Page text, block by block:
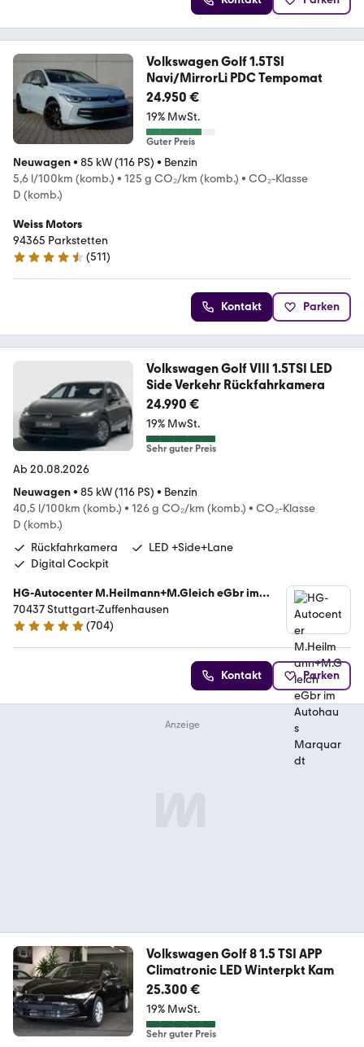
Volkswagen Golf 1.5TSI
Navi/MirrorLi PDC Tempomat
24.950 €
19% MwSt.
Guter Preis
Neuwagen• 85 kW (116 PS) • Benzin
5,6 l/100km (komb.) • 125 g CO₂/km (komb.) • CO₂-Klasse
D (komb.)
Weiss Motors
94365 Parkstetten
4.5 Sterne
(511)
Kontakt Parken
Volkswagen Golf VIII 1.5TSI LED
Side Verkehr Rückfahrkamera
24.990 €
19% MwSt.
Sehr guter Preis
Ab 20.08.2026
Neuwagen• 85 kW (116 PS) • Benzin
40,5 l/100km (komb.) • 126 g CO₂/km (komb.) • CO₂-Klasse
D (komb.)
Rückfahrkamera
LED +Side+Lane
Digital Cockpit
HG-Autocenter M.Heilmann+M.Gleich eGbr im
Autohaus Marquardt
70437 Stuttgart-Zuffenhausen
4.8 Sterne
(704)
Kontakt Parken
Volkswagen Golf 8 1.5 TSI APP
Climatronic LED Winterpkt Kam
25.300 €
19% MwSt.
Sehr guter Preis